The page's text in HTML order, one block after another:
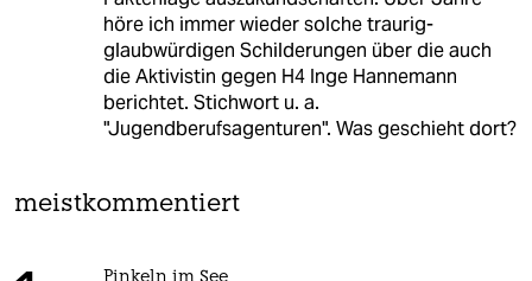
höre ich immer wieder solche traurig-
glaubwürdigen Schilderungen über die auch
die Aktivistin gegen H4 Inge Hannemann
berichtet. Stichwort u. a.
"Jugendberufsagenturen". Was geschieht dort?
meistkommentiert